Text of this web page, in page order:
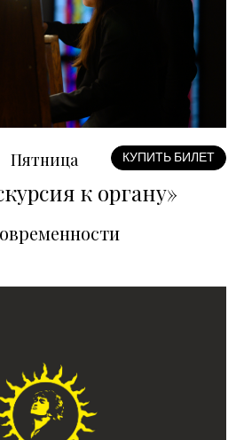
Пятница КУПИТЬ БИЛЕТ
к органу»